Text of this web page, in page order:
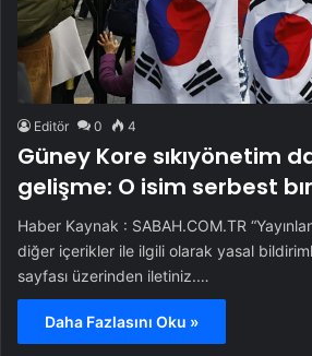
Editör 0 4
Güney Kore sıkıyönetim
gelişme: O isim serbest
Haber Kaynak : SABAH.COM.TR
diğer içerikler ile ilgili olarak yasal
sayfası üzerinden iletiniz.…
Daha Fazlasını Oku »